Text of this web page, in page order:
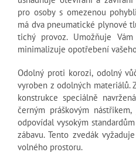
pro osoby s omezenou
má dva pneumatické plynové
tichý provoz. Umožňuje
minimalizuje opotřebení
Odolný proti korozi, odolný
vyroben z odolných materiálů.
konstrukce speciálně
černým práškovým
odpovídal vysokým
zábavu. Tento zvedák
volného prostoru.